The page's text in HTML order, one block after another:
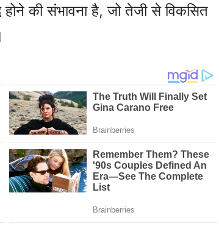
होने की संभावना है, जो तेजी से विकसित